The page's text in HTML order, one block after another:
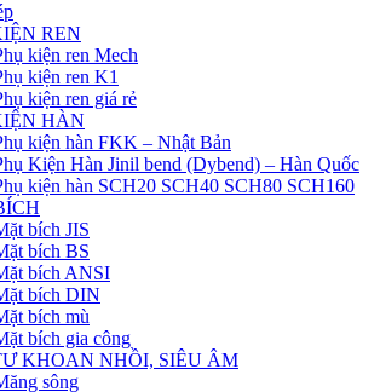
REN
kiện ren Mech
kiện ren K1
kiện ren giá rẻ
HÀN
kiện hàn FKK – Nhật Bản
Kiện Hàn Jinil bend (Dybend) – Hàn Quốc
kiện hàn SCH20 SCH40 SCH80 SCH160
bích JIS
bích BS
bích ANSI
bích DIN
bích mù
bích gia công
KHOAN NHỒI, SIÊU ÂM
sông